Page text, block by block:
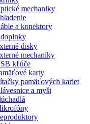
mechaniky
a konektory
disky
mechaniky
kľúče
karty
pamäťových kariet
a myši